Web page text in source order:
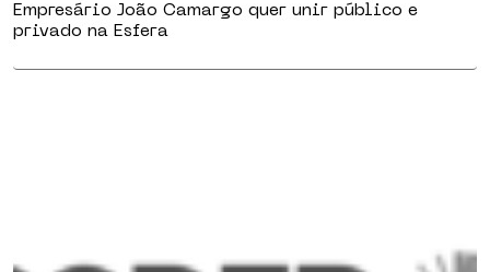
Empresário João Camargo quer unir público e
privado na Esfera